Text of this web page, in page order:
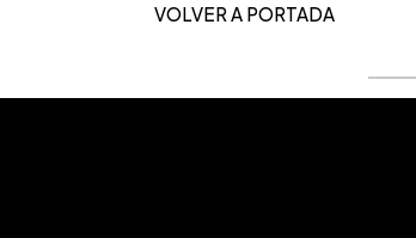
VOLVER A PORTADA